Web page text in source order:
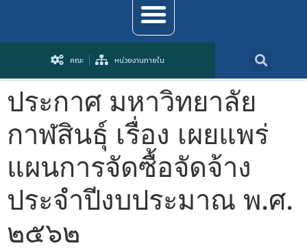
คณะ หน่วยงานภายใน
ประกาศ มหาวิทยาลัย
กาฬสินธุ์ เรื่อง เผยแพร่
แผนการจัดซื้อจัดจ้าง
ประจำปีงบประมาณ พ.ศ.
๒๕๖๒